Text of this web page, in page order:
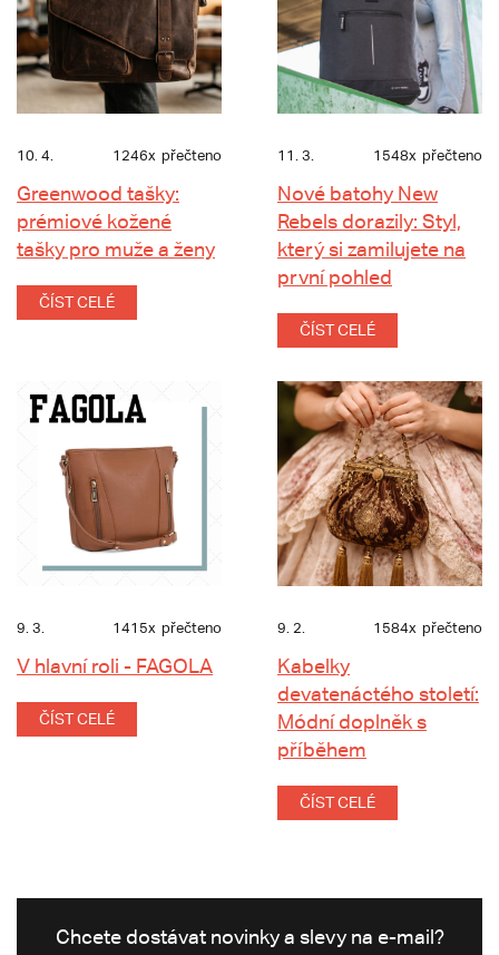
10. 4. 1246x přečteno
Greenwood tašky:
prémiové kožené
tašky pro muže a ženy
ČÍST CELÉ
11. 3. 1548x přečteno
Nové batohy New
Rebels dorazily: Styl,
který si zamilujete na
první pohled
ČÍST CELÉ
9. 3. 1415x přečteno
V hlavní roli - FAGOLA
ČÍST CELÉ
9. 2. 1584x přečteno
Kabelky
devatenáctého století:
Módní doplněk s
příběhem
ČÍST CELÉ
Chcete dostávat novinky a slevy na e-mail?